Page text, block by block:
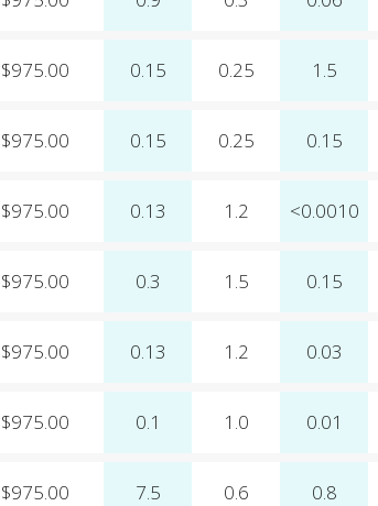
$975.00 0.15 0.25 1.5
$975.00 0.15 0.25 0.15
$975.00 0.13 1.2 <0.0010
$975.00 0.3 1.5 0.15
$975.00 0.13 1.2 0.03
$975.00 0.1 1.0 0.01
$975.00 7.5 0.6 0.8